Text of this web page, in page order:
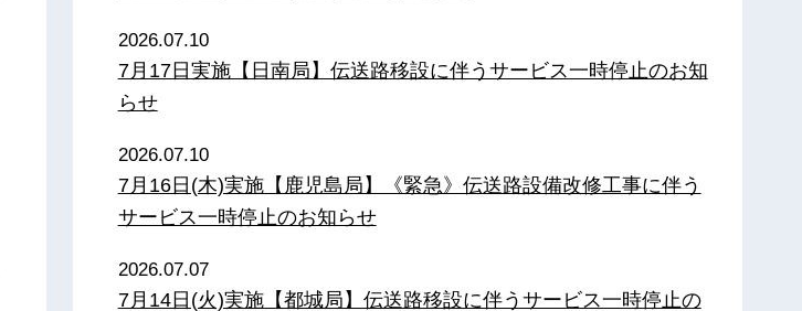
2026.07.10
7月17日実施【日南局】伝送路移設に伴うサービス一時停止のお知
らせ
2026.07.10
7月16日(木)実施【鹿児島局】《緊急》伝送路設備改修工事に伴う
サービス一時停止のお知らせ
2026.07.07
7月14日(火)実施【都城局】伝送路移設に伴うサービス一時停止の